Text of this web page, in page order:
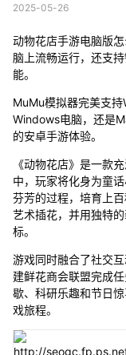
2025-05-26
动物花店手游电脑版
脑上流畅运行，还支
能。
MuMu模拟器完美支
Windows电脑，还是
的安卓手游体验。
《动物花店》是一款
中，玩家将化身为童
芬芳的过程，培育上
艺术插花，并用独特
标。
游戏同时融合了社交
建鲜花商会联盟完成
歇、科研乐趣和节日
戏旅程。